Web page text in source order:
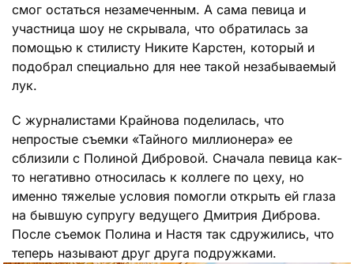
смог остаться незамеченным. А сама певица и
участница шоу не скрывала, что обратилась за
помощью к стилисту Никите Карстен, который и
подобрал специально для нее такой незабываемый
лук.
С журналистами Крайнова поделилась, что
непростые съемки «Тайного миллионера» ее
сблизили с Полиной Дибровой. Сначала певица как-
то негативно относилась к коллеге по цеху, но
именно тяжелые условия помогли открыть ей глаза
на бывшую супругу ведущего Дмитрия Диброва.
После съемок Полина и Настя так сдружились, что
теперь называют друг друга подружками.